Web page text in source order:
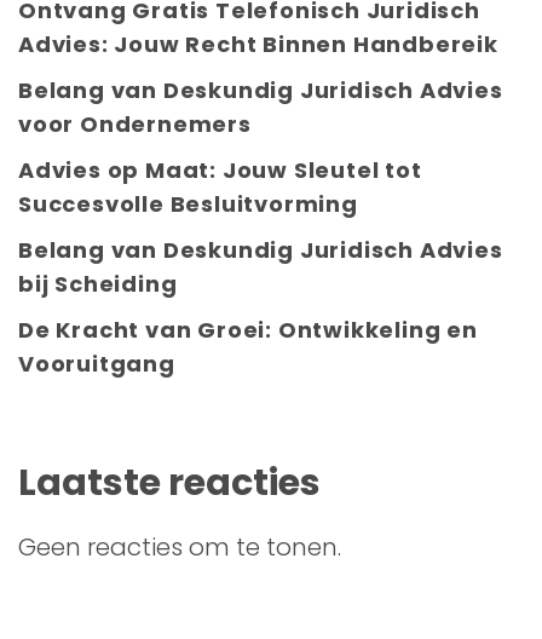
Ontvang Gratis Telefonisch Juridisch
Advies: Jouw Recht Binnen Handbereik
Belang van Deskundig Juridisch Advies
voor Ondernemers
Advies op Maat: Jouw Sleutel tot
Succesvolle Besluitvorming
Belang van Deskundig Juridisch Advies
bij Scheiding
De Kracht van Groei: Ontwikkeling en
Vooruitgang
Laatste reacties
Geen reacties om te tonen.